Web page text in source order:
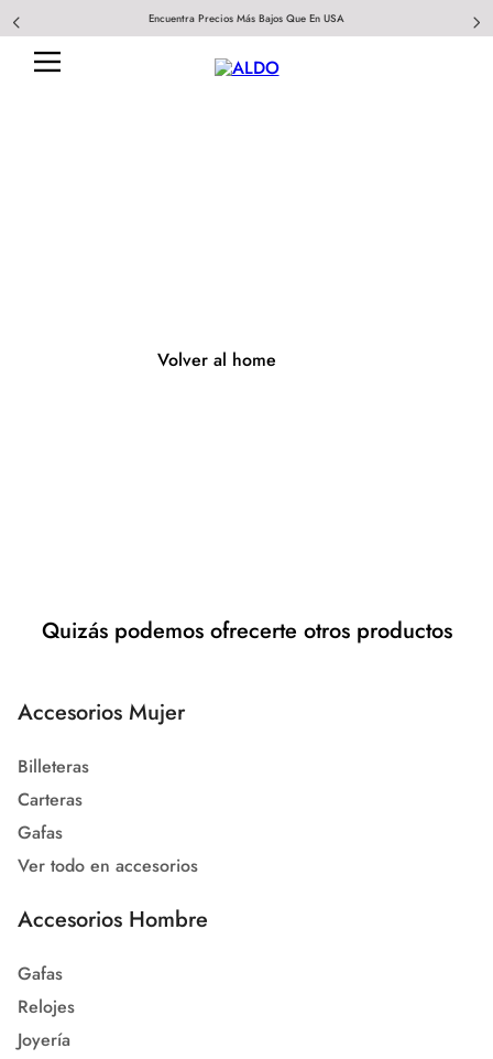
Encuentra Precios Más Bajos Que En USA
Volver al home
Quizás podemos ofrecerte otros productos
Accesorios Mujer
Billeteras
Carteras
Gafas
Ver todo en accesorios
Accesorios Hombre
Gafas
Relojes
Joyería